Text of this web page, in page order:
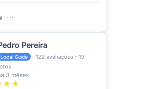
⋯
Pereira
Local Guide
122 avaliações - 19
3 mêses